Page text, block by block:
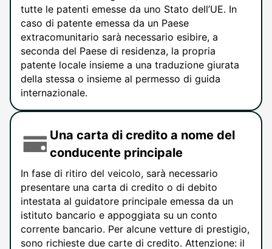
tutte le patenti emesse da uno Stato dell’UE. In
caso di patente emessa da un Paese
extracomunitario sarà necessario esibire, a
seconda del Paese di residenza, la propria
patente locale insieme a una traduzione giurata
della stessa o insieme al permesso di guida
internazionale.
Una carta di credito a nome del
conducente principale
In fase di ritiro del veicolo, sarà necessario
presentare una carta di credito o di debito
intestata al guidatore principale emessa da un
istituto bancario e appoggiata su un conto
corrente bancario. Per alcune vetture di prestigio,
sono richieste due carte di credito. Attenzione: il